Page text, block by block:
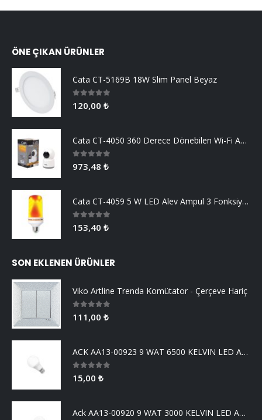
ÖNE ÇIKAN ÜRÜNLER
Cata CT-5169B 18W Slim Panel Beyaz
0 5 üzerinden
120,00 ₺
Cata CT-4050 360 Derece Dönebilen Wi-Fi Akıllı IP Kamera
0 5 üzerinden
973,48 ₺
Cata CT-4059 5 W LED Alev Ampul 3 Fonksiyonlu
0 5 üzerinden
153,40 ₺
SON EKLENEN ÜRÜNLER
Viko Artline Trenda Komütator - Çerçeve Hariç
0 5 üzerinden
111,00 ₺
ACK AA13-00923 9 WAT 6500 KELVIN LED AMPUL
0 5 üzerinden
15,00 ₺
Ack AA13-00920 9 WAT 3000 KELVIN LED AMPUL